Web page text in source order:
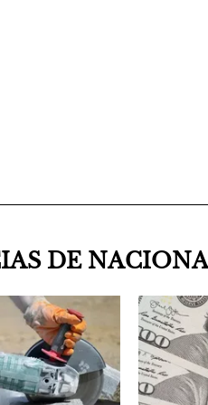
DE